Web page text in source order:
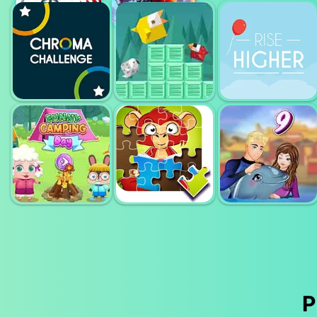
LINE PUZZLE
ARTIST
DRAW IN
ZENTANGLE
BOOK
CHROMA
CHALLENGE
BIRDY RUSH RISE HIGHER
MY DOOLPHIN